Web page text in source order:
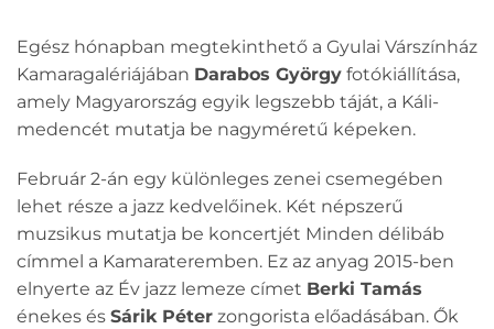
Egész hónapban megtekinthető a Gyulai Várszínház
Kamaragalériájában Darabos György fotókiállítása,
amely Magyarország egyik legszebb táját, a Káli-
medencét mutatja be nagyméretű képeken.
Február 2-án egy különleges zenei csemegében
lehet része a jazz kedvelőinek. Két népszerű
muzsikus mutatja be koncertjét Minden délibáb
címmel a Kamarateremben. Ez az anyag 2015-ben
elnyerte az Év jazz lemeze címet Berki Tamás
énekes és Sárik Péter zongorista előadásában. Ők